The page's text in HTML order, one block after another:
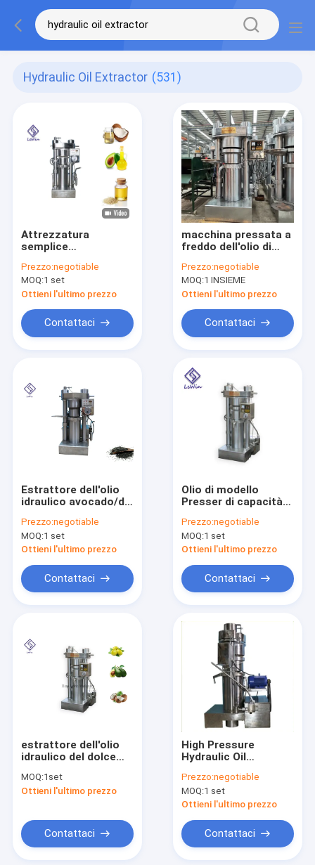
Hydraulic Oil Extractor (531)
Attrezzatura
semplice
dell'olio idraulico di
operazione per olio
di avocado verde
oliva
Prezzo:negotiable
MOQ:1 set
Ottieni l'ultimo prezzo
Contattaci
macchina pressata a
freddo dell'olio di
dell'estrattore
dell'olio idraulico
della senape
8.5kg/batch
Prezzo:negotiable
MOQ:1 INSIEME
Ottieni l'ultimo prezzo
Contattaci
Estrattore dell'olio
idraulico avocado/del
automatica della
pressa idraulica
Prezzo:negotiable
MOQ:1 set
Ottieni l'ultimo prezzo
Contattaci
Olio di modello
Presser di capacità
macchina
dell'estrattore
dell'olio idraulico
Prezzo:negotiable
MOQ:1 set
Ottieni l'ultimo prezzo
Contattaci
estrattore dell'olio
idraulico del dolce
335mm
MOQ:1set
Ottieni l'ultimo prezzo
Contattaci
High Pressure
Hydraulic Oil
Machine Easy
Operation
Prezzo:negotiable
MOQ:1 set
Ottieni l'ultimo prezzo
Contattaci